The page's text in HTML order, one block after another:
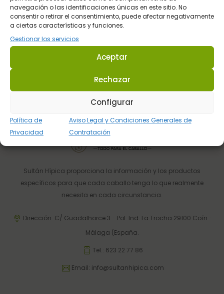
navegación o las identificaciones únicas en este sitio. No
consentir o retirar el consentimiento, puede afectar negativamente
a ciertas características y funciones.
Gestionar los servicios
Aceptar
Rechazar
Configurar
Política de
Privacidad
Aviso Legal y Condiciones Generales de
Contratación
Pago Seguro
Pasarela de pago del BBVA
Atención al Cliente
Telefónica y por email
Sultán Hípica proporciona la información y los productos
específicos para que cada caballo tenga lo que realmente
necesita en cada circunstancia.
Dirección: C/ Guadalhorce 3 - Pol. Ind. La Trocha 29100 Coín -
Málaga (España.
Tel.: 623 22 77 86
Email: info@sultanhipica.com